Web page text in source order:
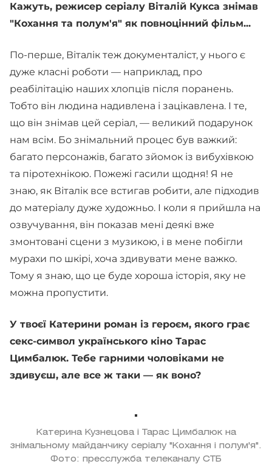
Кажуть, режисер серіалу Віталій Кукса знімав
"Кохання та полум'я" як повноцінний фільм...
По-перше, Віталік теж документаліст, у нього є
дуже класні роботи — наприклад, про
реабілітацію наших хлопців після поранень.
Тобто він людина надивлена і зацікавлена. І те,
що він знімав цей серіал, — великий подарунок
нам всім. Бо знімальний процес був важкий:
багато персонажів, багато зйомок із вибухівкою
та піротехнікою. Пожежі гасили щодня! Я не
знаю, як Віталік все встигав робити, але підходив
до матеріалу дуже художньо. І коли я прийшла на
озвучування, він показав мені деякі вже
змонтовані сцени з музикою, і в мене побігли
мурахи по шкірі, хоча здивувати мене важко.
Тому я знаю, що це буде хороша історія, яку не
можна пропустити.
У твоєї Катерини роман із героєм, якого грає
секс-символ українського кіно Тарас
Цимбалюк. Тебе гарними чоловіками не
здивуєш, але все ж таки — як воно?
Катерина Кузнецова і Тарас Цимбалюк на
знімальному майданчику серіалу "Кохання і полум'я".
Фото: пресслужба телеканалу СТБ